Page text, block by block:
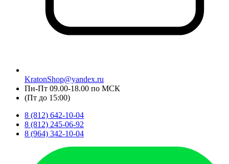
KratonShop@yandex.ru
Пн-Пт 09.00-18.00 по МСК
(Пт до 15:00)
8 (812) 642-10-04
8 (812) 245-06-92
8 (964) 342-10-04